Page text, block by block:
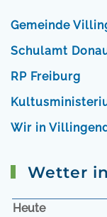
Gemeinde
Schulamt
RP Freiburg
Wir in
Wetter
Heute